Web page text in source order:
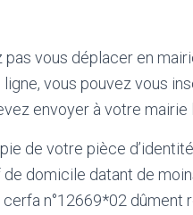
pas vous déplacer en
vous pouvez vous
envoyer à votre
de votre pièce
domicile datant de
cerfa n°12669*02